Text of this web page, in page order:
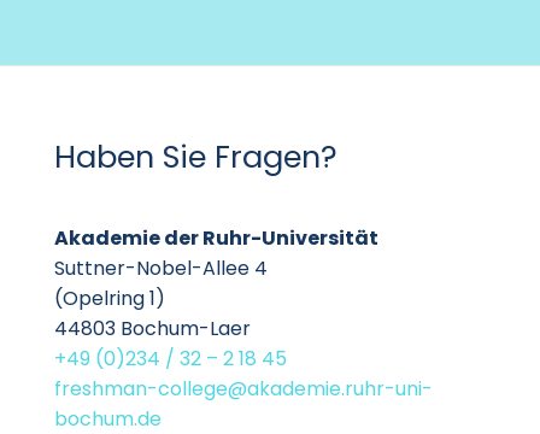
Haben Sie Fragen?
Akademie der Ruhr-Universität
Suttner-Nobel-Allee 4
(Opelring 1)
44803 Bochum-Laer
+49 (0)234 / 32 – 2 18 45
freshman-college@akademie.ruhr-uni-
bochum.de